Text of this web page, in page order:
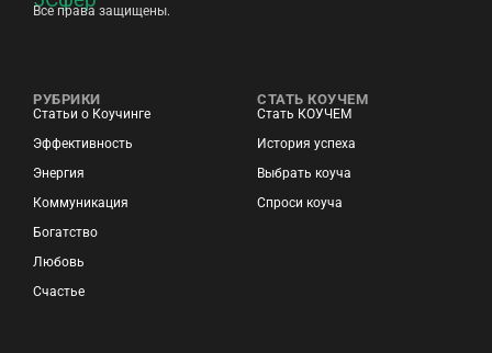
Все права защищены.
РУБРИКИ
Статьи о Коучинге
Эффективность
Энергия
Коммуникация
Богатство
Любовь
Счастье
СТАТЬ КОУЧЕМ
Стать КОУЧЕМ
История успеха
Выбрать коуча
Спроси коуча